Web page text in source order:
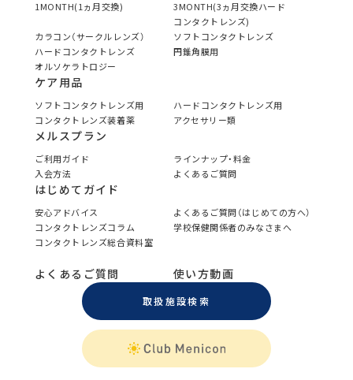
1MONTH(1ヵ月交換)
3MONTH(3ヵ月交換ハード
コンタクトレンズ)
カラコン（サークルレンズ）
ソフトコンタクトレンズ
ハードコンタクトレンズ
円錐角膜用
オルソケラトロジー
ケア用品
ソフトコンタクトレンズ用
ハードコンタクトレンズ用
コンタクトレンズ装着薬
アクセサリー類
メルスプラン
ご利用ガイド
ラインナップ・料金
入会方法
よくあるご質問
はじめてガイド
安心アドバイス
よくあるご質問（はじめての方へ）
コンタクトレンズコラム
学校保健関係者のみなさまへ
コンタクトレンズ総合資料室
よくあるご質問 使い方動画
取扱施設検索